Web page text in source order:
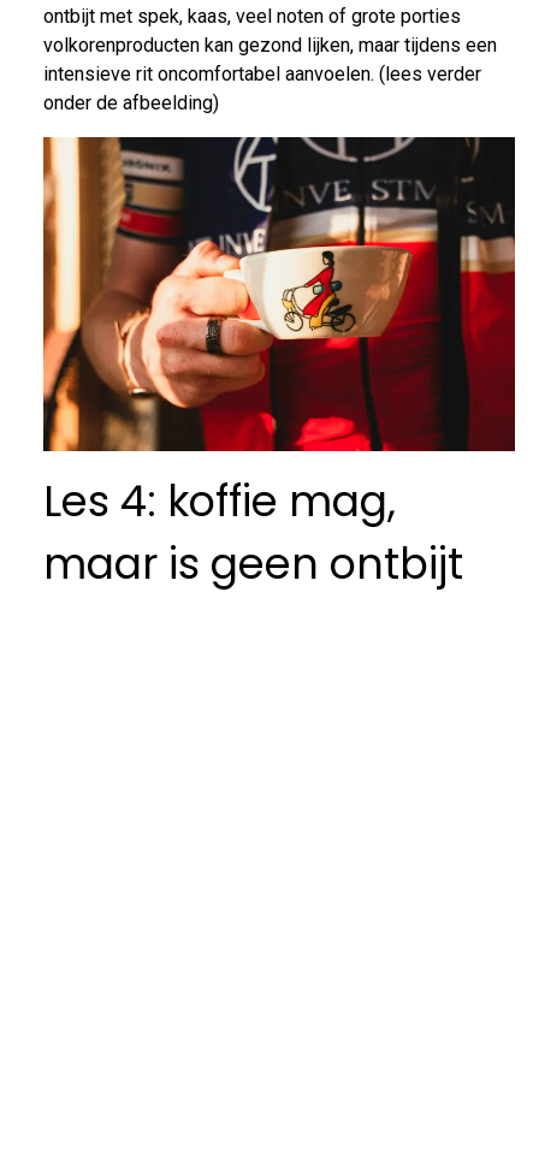
ontbijt met spek, kaas, veel noten of grote porties
volkorenproducten kan gezond lijken, maar tijdens een
intensieve rit oncomfortabel aanvoelen. (lees verder
onder de afbeelding)
Les 4: koffie mag,
maar is geen ontbijt